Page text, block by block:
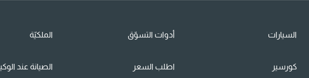
السيارات
كورسير
أدوات التسوّق
اطلب السعر
الملكيّة
الصيانة عند